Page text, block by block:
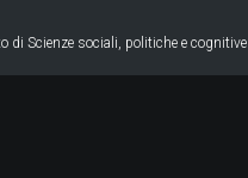
di Scienze sociali, politiche e cognitive